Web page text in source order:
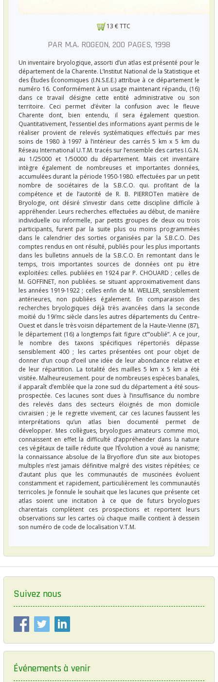
13 € TTC
PAR M.A. ROGEON, 200 PAGES, 1998
Un inventaire bryologique, assorti d’un atlas est présenté pour le
département de la Charente. L’Institut National de la Statistique et
des Études Économiques (I.N.S.E.E.) attribue à ce département le
numéro 16. Conformément à un usage maintenant répandu, (16)
dans ce travail désigne cette entité administrative ou son
territoire. Ceci permet d’éviter la confusion avec le fleuve
Charente dont, bien entendu, il sera également question.
Quantitativement, l’essentiel des informations ayant permis de le
réaliser provient de relevés systématiques effectués par mes
soins de 1980 à 1997 à l’intérieur des carrés 5 km x 5 km du
Réseau International U.T.M. tracés sur l’ensemble des cartes I.G.N.
au 1/25000 et 1/50000 du département. Mais cet inventaire
intègre également de nombreuses et importantes données,
accumulées durant la période 1950-1980. effectuées par un petit
nombre de sociétaires de la S.B.C.O. qui. profitant de la
compétence et de l’autorité de R. B. PIERROTen matière de
Bryologie, ont désiré s’investir dans cette discipline difficile à
appréhender. Leurs recherches. effectuées au début, de manière
individuelle ou informelle, par petits groupes de deux ou trois
participants, furent par la suite plus ou moins programmées
dans le calendrier des sorties organisées par la S.B.C.O. Des
comptes rendus en ont résulté, publiés pour les plus importants
dans les bulletins annuels de la S.B.C.O. En remontant dans le
temps, trois importantes sources de données ont pu ètre
exploitées: celles. publiées en 1924 par P. CHOUARD ; celles de
M. GOFFINET, non publiées. se situant approximativement dans
les années 1919-1922 ; celles enfin de M. WEILLER, sensiblement
antérieures, non publiées également. En comparaison des
recherches bryologiques déjà très avancées dans la seconde
moitié du 19i’mc siècle dans les autres départements du Centre-
Ouest et dans le très voisin département de la Haute-Vienne (87),
le département (16) a longtemps fait figure ct”‘oublié”. A ce jour,
le nombre des taxons spécifiques répertoriés dépasse
sensiblement 400 ; les cartes présentées ont pour objet de
donner d’un coup d’oeil une idée de leur abondance relative et
de leur répartition. La totalité des mailles 5 km x 5 km a été
visitée. Malheureusement. pour de nombreuses espèces banales,
il apparaît d’emblée que la zone sud du département a été sous-
prospectée. Ces lacunes sont dues à l’insuffisance du nombre
des relevés dans des secteurs éloignés de mon domicile
civraisien ; je le regrette vivement, car ces lacunes faussent les
interprétations qu’un atlas bien documenté permet de
développer. Mes collègues, bryologues amateurs comme moi,
connaissent en effet la difficulté d’appréhender dans la nature
ces végétaux de taille réduite que l’Évolution a voué au nanisme;
la connaissance absolue de la Bryoflore d’un site aux biotopes
multiples n’est jamais définitive malgré des visites répétées; ce
d’autant plus que les communautés de muscinées évoluent
constamment et rapidement, particulièrement les communautés
terricoles. Je fonnule le souhait que les lacunes que présente cet
atlas soient une incitation à ce que de futurs bryologues
charentais complètent ces prospections et reportent leurs
observations sur les cartes où chaque maille contient à dessein
son numéro de code de localisation V.T.M.
Suivez nous
Événements à venir